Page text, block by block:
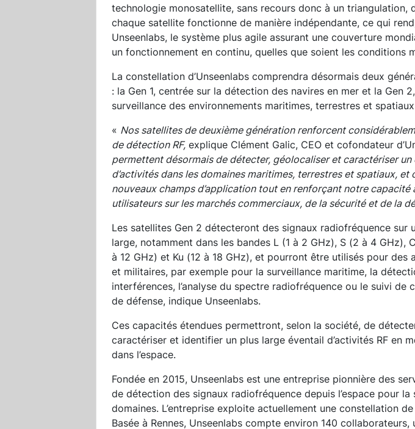
technologie monosatellite, sans recours donc à un triangulation,
chaque satellite fonctionne de manière indépendante, ce qui
Unseenlabs, le système plus agile assurant une couverture
un fonctionnement en continu, quelles que soient les conditions
La constellation d’Unseenlabs comprendra désormais deux
: la Gen 1, centrée sur la détection des navires en mer et la Gen
surveillance des environnements maritimes, terrestres et
« Nos satellites de deuxième génération renforcent
de détection RF, explique Clément Galic, CEO et cofondateur
permettent désormais de détecter, géolocaliser et caractériser un
d’activités dans les domaines maritimes, terrestres et spatiaux, et
nouveaux champs d’application tout en renforçant notre capacité
utilisateurs sur les marchés commerciaux, de la sécurité et de la
Les satellites Gen 2 détecteront des signaux radiofréquence sur
large, notamment dans les bandes L (1 à 2 GHz), S (2 à 4 GHz),
à 12 GHz) et Ku (12 à 18 GHz), et pourront être utilisés pour des
et militaires, par exemple pour la surveillance maritime, la
interférences, l’analyse du spectre radiofréquence ou le suivi de
de défense, indique Unseenlabs.
Ces capacités étendues permettront, selon la société, de
caractériser et identifier un plus large éventail d’activités RF en
dans l’espace.
Fondée en 2015, Unseenlabs est une entreprise pionnière des
de détection des signaux radiofréquence depuis l’espace pour
domaines. L’entreprise exploite actuellement une constellation
Basée à Rennes, Unseenlabs compte environ 140 collaborateurs,